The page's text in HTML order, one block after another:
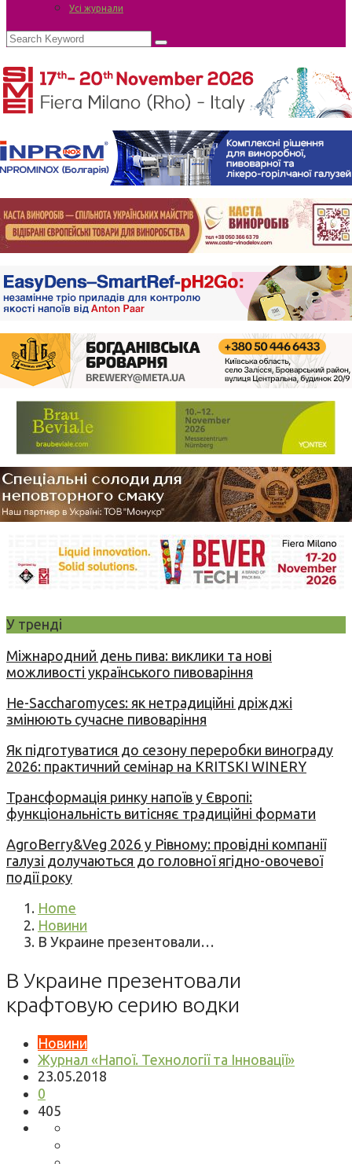
Усі журнали
У тренді
Міжнародний день пива: виклики та нові
можливості українського пивоваріння
Не-Saccharomyces: як нетрадиційні дріжджі
змінюють сучасне пивоваріння
Як підготуватися до сезону переробки винограду
2026: практичний семінар на KRITSKI WINERY
Трансформація ринку напоїв у Європі:
функціональність витісняє традиційні формати
AgroBerry&Veg 2026 у Рівному: провідні компанії
галузі долучаються до головної ягідно-овочевої
події року
Home
Новини
В Украине презентовали…
В Украине презентовали
крафтовую серию водки
Новини
Журнал «Напої. Технології та Інновації»
23.05.2018
0
405